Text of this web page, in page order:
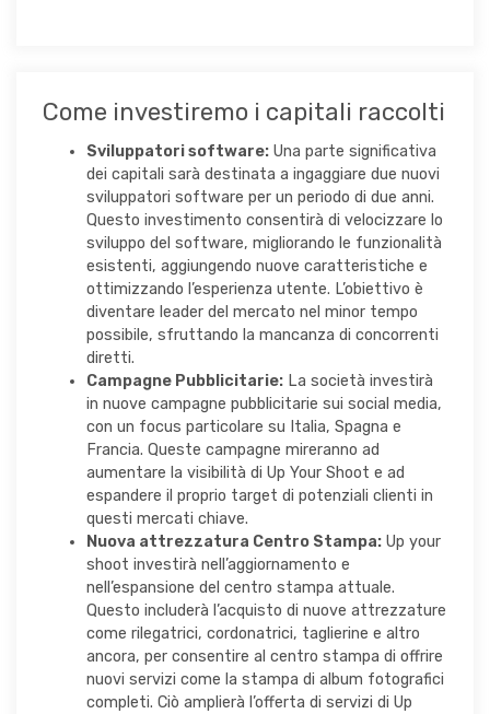
Come investiremo i capitali raccolti
Sviluppatori software: Una parte significativa
dei capitali sarà destinata a ingaggiare due nuovi
sviluppatori software per un periodo di due anni.
Questo investimento consentirà di velocizzare lo
sviluppo del software, migliorando le funzionalità
esistenti, aggiungendo nuove caratteristiche e
ottimizzando l’esperienza utente. L’obiettivo è
diventare leader del mercato nel minor tempo
possibile, sfruttando la mancanza di concorrenti
diretti.
Campagne Pubblicitarie: La società investirà
in nuove campagne pubblicitarie sui social media,
con un focus particolare su Italia, Spagna e
Francia. Queste campagne mireranno ad
aumentare la visibilità di Up Your Shoot e ad
espandere il proprio target di potenziali clienti in
questi mercati chiave.
Nuova attrezzatura Centro Stampa: Up your
shoot investirà nell’aggiornamento e
nell’espansione del centro stampa attuale.
Questo includerà l’acquisto di nuove attrezzature
come rilegatrici, cordonatrici, taglierine e altro
ancora, per consentire al centro stampa di offrire
nuovi servizi come la stampa di album fotografici
completi. Ciò amplierà l’offerta di servizi di Up